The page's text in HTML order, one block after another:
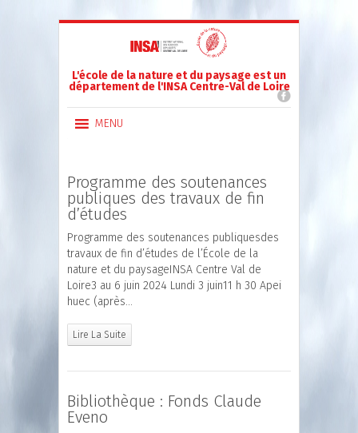
L'école de la nature et du paysage est un
département de l'INSA Centre-Val de Loire
MENU
Programme des soutenances
publiques des travaux de fin
d’études
Programme des soutenances publiquesdes
travaux de fin d’études de l’École de la
nature et du paysageINSA Centre Val de
Loire3 au 6 juin 2024 Lundi 3 juin11 h 30 Apei
huec (après…
Lire La Suite
Bibliothèque : Fonds Claude
Eveno